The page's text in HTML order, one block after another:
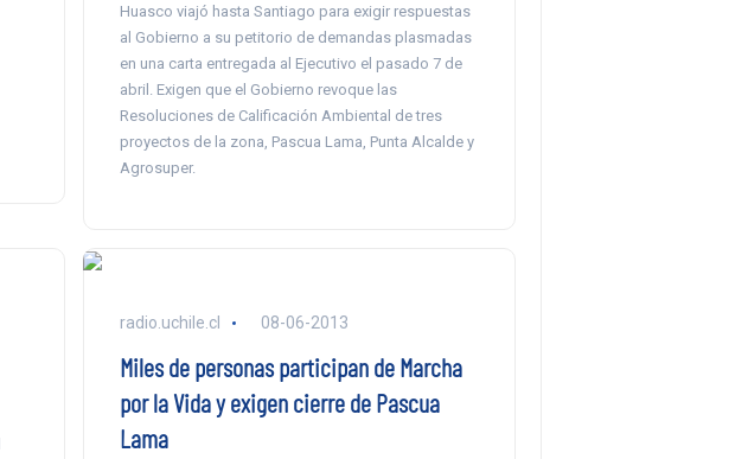
Huasco viajó hasta Santiago para exigir respuestas
al Gobierno a su petitorio de demandas plasmadas
en una carta entregada al Ejecutivo el pasado 7 de
abril. Exigen que el Gobierno revoque las
Resoluciones de Calificación Ambiental de tres
proyectos de la zona, Pascua Lama, Punta Alcalde y
Agrosuper.
radio.uchile.cl 08-06-2013
Miles de personas participan de Marcha
por la Vida y exigen cierre de Pascua
Lama